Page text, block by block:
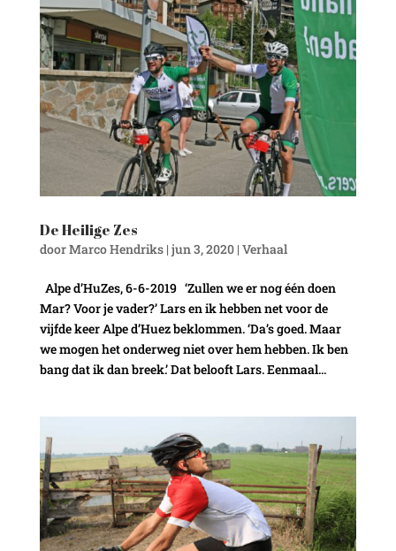
De Heilige Zes
doorMarco Hendriks| jun 3, 2020| Verhaal
Alpe d’HuZes, 6-6-2019 ‘Zullen we er nog één doen
Mar? Voor je vader?’ Lars en ik hebben net voor de
vijfde keer Alpe d’Huez beklommen. ‘Da’s goed. Maar
we mogen het onderweg niet over hem hebben. Ik ben
bang dat ik dan breek.’ Dat belooft Lars. Eenmaal...